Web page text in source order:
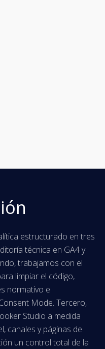
estructurado en tres
técnica en GA4 y
trabajamos con el
limpiar el código,
normativo e
Mode. Tercero,
Studio a medida
canales y páginas de
un control total de la